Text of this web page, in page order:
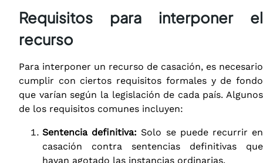
Requisitos para interponer el
recurso
Para interponer un recurso de casación, es necesario
cumplir con ciertos requisitos formales y de fondo
que varían según la legislación de cada país. Algunos
de los requisitos comunes incluyen:
Sentencia definitiva: Solo se puede recurrir en
casación contra sentencias definitivas que
hayan agotado las instancias ordinarias.